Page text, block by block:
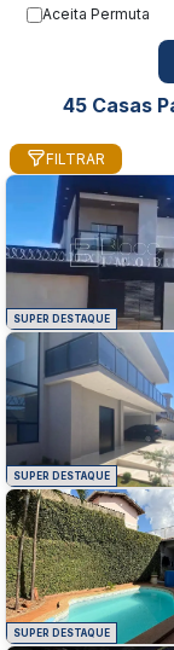
Aceita Permuta
45 Casas
FILTRAR
SUPER DESTAQUE
SUPER DESTAQUE
SUPER DESTAQUE